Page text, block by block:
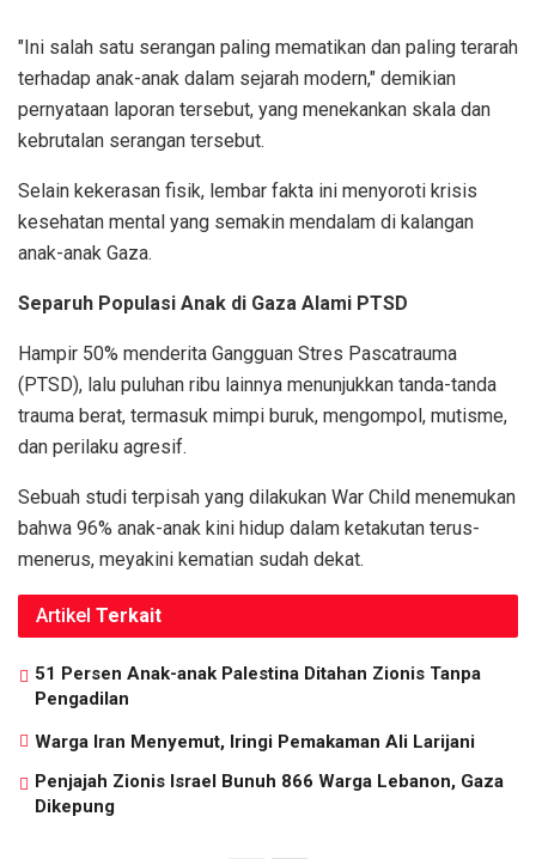
"Ini salah satu serangan paling mematikan dan paling terarah
terhadap anak-anak dalam sejarah modern," demikian
pernyataan laporan tersebut, yang menekankan skala dan
kebrutalan serangan tersebut.
Selain kekerasan fisik, lembar fakta ini menyoroti krisis
kesehatan mental yang semakin mendalam di kalangan
anak-anak Gaza.
Separuh Populasi Anak di Gaza Alami PTSD
Hampir 50% menderita Gangguan Stres Pascatrauma
(PTSD), lalu puluhan ribu lainnya menunjukkan tanda-tanda
trauma berat, termasuk mimpi buruk, mengompol, mutisme,
dan perilaku agresif.
Sebuah studi terpisah yang dilakukan War Child menemukan
bahwa 96% anak-anak kini hidup dalam ketakutan terus-
menerus, meyakini kematian sudah dekat.
Artikel Terkait
51 Persen Anak-anak Palestina Ditahan Zionis Tanpa
Pengadilan
Warga Iran Menyemut, Iringi Pemakaman Ali Larijani
Penjajah Zionis Israel Bunuh 866 Warga Lebanon, Gaza
Dikepung